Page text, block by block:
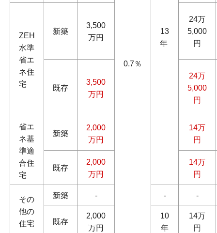
0.7％
13
年
ZEH
水準
省エ
ネ住
宅
新築
3,500
万円
24万
5,000
円
既存
3,500
万円
24万
5,000
円
省エ
ネ基
準適
合住
宅
新築
2,000
万円
14万
円
既存
2,000
万円
14万
円
その
他の
住宅
新築 - - -
既存
2,000
万円
10
年
14万
円